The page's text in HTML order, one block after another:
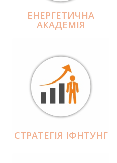
ЕНЕРГЕТИЧНА
АКАДЕМІЯ
СТРАТЕГІЯ ІФНТУНГ